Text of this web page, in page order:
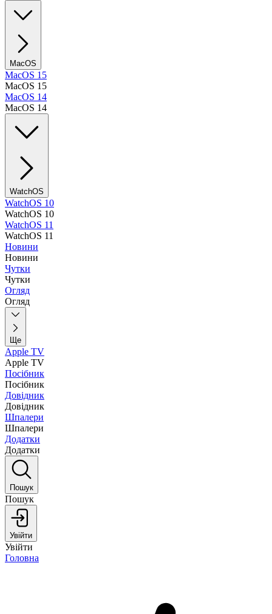
MacOS
MacOS 15
MacOS 15
MacOS 14
MacOS 14
WatchOS
WatchOS 10
WatchOS 10
WatchOS 11
WatchOS 11
Новини
Новини
Чутки
Чутки
Огляд
Огляд
Ще
Apple TV
Apple TV
Посібник
Посібник
Довідник
Довідник
Шпалери
Шпалери
Додатки
Додатки
Пошук
Пошук
Увійти
Увійти
Головна